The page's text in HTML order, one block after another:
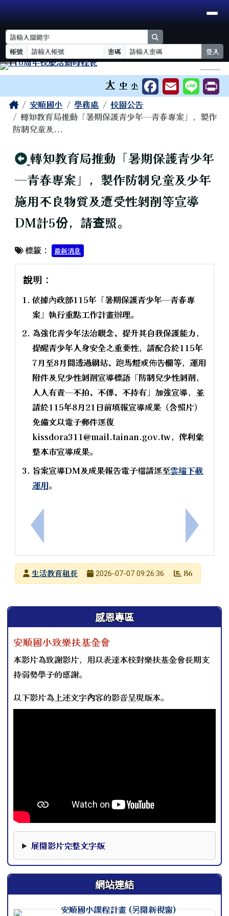
跳至主內容區
臺南市安順國小
導覽列
帳號
密碼 登入
⏸
大 中 小
主內容區域
Home安順國小 學務處
校園公告
轉知教育局推動「暑期保護青少年─青春專案」，製作
防制兒童及...
回上頁
轉知教育局推動「暑期保護青少年
─青春專案」，製作防制兒童及少年
施用不良物質及遭受性剝削等宣導
DM計5份，請查照。
標籤： 最新消息
上一筆：防治病媒蚊，定期環境巡檢及雨後落實清除
說明：
依據內政部115年「暑期保護青少年─青春專
案」執行重點工作計畫辦理。
為強化青少年法治觀念、提升其自我保護能力，
提醒青少年人身安全之重要性，請配合於115年
7月至8月間透過網站、跑馬燈或佈告欄等，運用
附件及兒少性剝削宣導標語「防制兒少性剝削，
人人有責─不拍、不傳、不持有」加強宣導，並
請於115年8月21日前填報宣導成果（含照片）
免備文以電子郵件逕復
kissdora311@mail.tainan.gov.tw，俾利彙
整本市宣導成果。
旨案宣導DM及成果報告電子檔請逕至雲端下載
運用。
下一筆：
發布者生活教育組長
2026-07-07 09:26:36 86
左邊區域內容 感恩專區
安順國小致樂扶基金會
本影片為致謝影片，用以表達本校對樂扶基金會長期支
持弱勢學子的感謝。
以下影片為上述文字內容的影音呈現版本。
展開影片完整文字版
網站連結
頁尾區域